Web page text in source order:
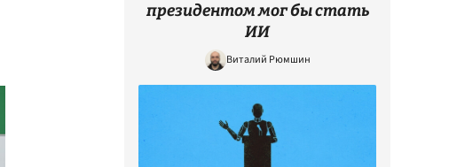
президентом мог бы стать
ИИ
Виталий Рюмшин